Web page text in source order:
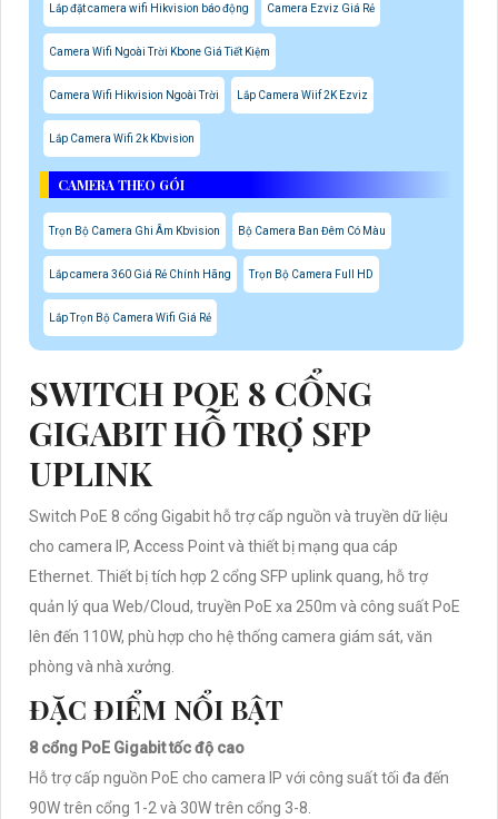
Lắp đặt camera wifi Hikvision báo động Camera Ezviz Giá Rẻ
Camera Wifi Ngoài Trời Kbone Giá Tiết Kiệm
Camera Wifi Hikvision Ngoài Trời Lắp Camera Wiif 2K Ezviz
Lắp Camera Wifi 2k Kbvision
CAMERA THEO GÓI
Trọn Bộ Camera Ghi Âm Kbvision Bộ Camera Ban Đêm Có Màu
Lắp camera 360 Giá Rẻ Chính Hãng Trọn Bộ Camera Full HD
Lắp Trọn Bộ Camera Wifi Giá Rẻ
SWITCH POE 8 CỔNG
GIGABIT HỖ TRỢ SFP
UPLINK
Switch PoE 8 cổng Gigabit hỗ trợ cấp nguồn và truyền dữ liệu
cho camera IP, Access Point và thiết bị mạng qua cáp
Ethernet. Thiết bị tích hợp 2 cổng SFP uplink quang, hỗ trợ
quản lý qua Web/Cloud, truyền PoE xa 250m và công suất PoE
lên đến 110W, phù hợp cho hệ thống camera giám sát, văn
phòng và nhà xưởng.
ĐẶC ĐIỂM NỔI BẬT
8 cổng PoE Gigabit tốc độ cao
Hỗ trợ cấp nguồn PoE cho camera IP với công suất tối đa đến
90W trên cổng 1-2 và 30W trên cổng 3-8.